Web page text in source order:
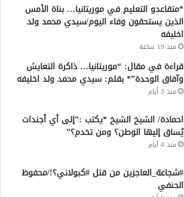
*متقاعدو التعليم في موريتانيا… بناة الأمس
الذين يستحقون وفاء اليوم/سيدي محمد ولد
اخليفه
منذ 19 ساعة
قراءة في مقال: “موريتانيا… ذاكرة التعايش
وآفاق الوحدة”* بقلم: سيدي محمد ولد اخليفه
منذ 3 أيام
احمادة/ الشيخ الشيخ *يكتب :”إلى أي أجندات
يُساق إليها الوطن؟ ومن تخدم؟”
منذ 4 أيام
#شجاعة_العاجزين من قتل #كبولاني؟!/محفوظ
الحنفي